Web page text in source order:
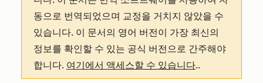
동으로 번역되었으며 교정을 거치지 않았을 수
있습니다. 이 문서의 영어 버전이 가장 최신의
정보를 확인할 수 있는 공식 버전으로 간주해야
합니다. 여기에서 액세스할 수 있습니다..